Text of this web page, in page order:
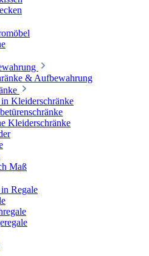
& Aufbewahrung
Kleiderschränke
Kleiderschränke
Maß
Regale